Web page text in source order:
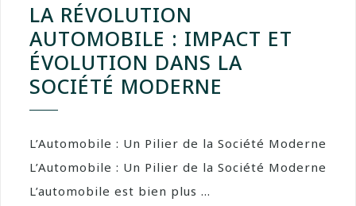
LA RÉVOLUTION
AUTOMOBILE : IMPACT ET
ÉVOLUTION DANS LA
SOCIÉTÉ MODERNE
L’Automobile : Un Pilier de la Société Moderne
L’Automobile : Un Pilier de la Société Moderne
L’automobile est bien plus ...